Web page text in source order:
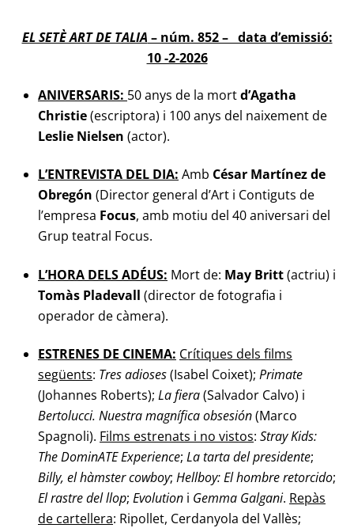
EL SETÈ ART DE TALIA – núm. 852 – data d’emissió:
10 -2-2026
ANIVERSARIS: 50 anys de la mortd’Agatha
Christie(escriptora) i 100 anys del naixement de
Leslie Nielsen (actor).
L’ENTREVISTA DEL DIA: Amb César Martínez de
Obregón (Director general d’Art i Contiguts de
l’empresa Focus, amb motiu del 40 aniversari del
Grup teatral Focus.
L’HORA DELS ADÉUS: Mort de: May Britt(actriu) i
Tomàs Pladevall (director de fotografia i
operador de càmera).
ESTRENES DE CINEMA: Crítiques dels films
següents: Tres adioses(Isabel Coixet); Primate
(Johannes Roberts); La fiera(Salvador Calvo) i
Bertolucci. Nuestra magníficaobsesión(Marco
Spagnoli). Films estrenats i no vistos: Stray Kids:
The DominATEExperience; La tarta del presidente;
Billy, el hàmster cowboy; Hellboy: El hombreretorcido;
El rastre del llop; Evolution i Gemma Galgani. Repàs
de cartellera: Ripollet, Cerdanyola del Vallès;